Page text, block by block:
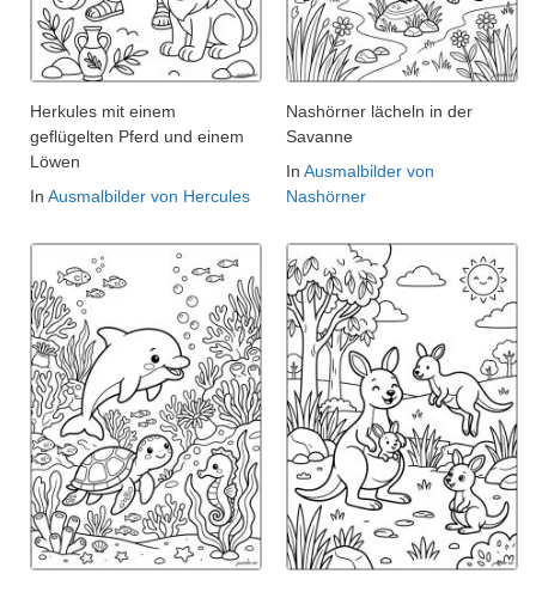
Herkules mit einem
geflügelten Pferd und einem
Löwen
In Ausmalbilder von Hercules
Nashörner lächeln in der
Savanne
In Ausmalbilder von
Nashörner